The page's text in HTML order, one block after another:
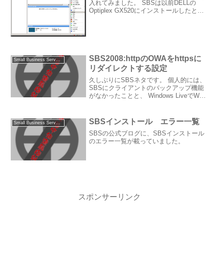
入れてみました。 SBSは以前DELLの
Optiplex GX520にインストールしたとき
Small Business Server 2003/2008
SBS2008:httpのOWAをhttpsに
リダイレクトする設定
久しぶりにSBSネタです。 個人的には、
SBSにクライアントのバックアップ機能
がなかったことと、 Windows LiveでWM
要という考えに傾いています…。 が、...
Small Business Server 2003/2008 SBSインストール エラー一覧
SBSの公式ブログに、SBSインストール
のエラー一覧が載っていました。
スポンサーリンク